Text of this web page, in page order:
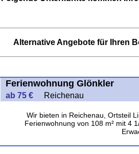
Alternative Angebote für Ihren
Ferienwohnung Glönkler
ab 75 € Reichenau
Wir bieten in Reichenau, Ortsteil
Ferienwohnung von 108 m² mit 4